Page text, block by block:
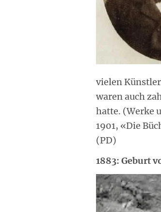
vielen
waren auch
hatte. (Werke
1901, «Die
(PD)
1883: Geburt